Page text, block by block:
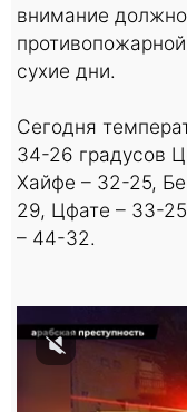
внимание
сухие дни.
Сегодня
34-26 градусов
Хайфе – 32-25,
29, Цфате – 33-
– 44-32.